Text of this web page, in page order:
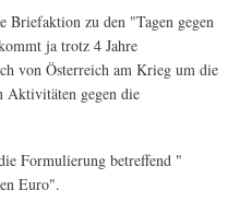
bei
Briefaktion
zu
den
"Tagen
Briefaktion zu den "Tagen gegen
ja trotz 4 Jahre
von Österreich am Krieg um die
Aktivitäten gegen die
Formulierung betreffend "
Euro".